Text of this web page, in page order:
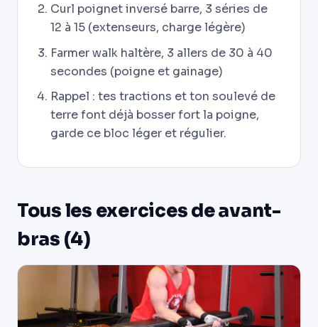
Curl poignet inversé barre, 3 séries de
12 à 15 (extenseurs, charge légère)
Farmer walk haltère, 3 allers de 30 à 40
secondes (poigne et gainage)
Rappel : tes tractions et ton soulevé de
terre font déjà bosser fort la poigne,
garde ce bloc léger et régulier.
Tous les exercices de avant-
bras (4)